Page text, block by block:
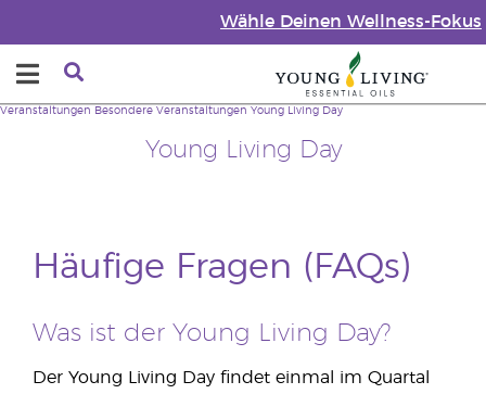
Wähle Deinen Wellness-Fokus
Young Living Day
Veranstaltungen Besondere Veranstaltungen Young Living Day
Häufige Fragen (FAQs)
Was ist der Young Living Day?
Der Young Living Day findet einmal im Quartal